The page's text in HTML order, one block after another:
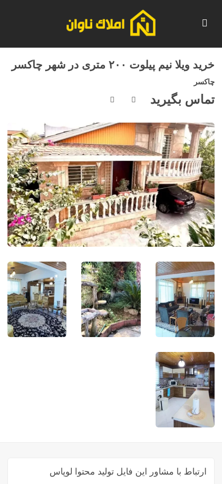
خرید ویلا نیم پیلوت ۲۰۰ متری در شهر چاکسر
چاکسر
تماس بگیرید
ارتباط با مشاور این فایل تولید محتوا لوپاس